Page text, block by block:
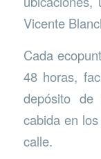
Vicente
Cada
48 horas,
depósito
cabida en
calle.